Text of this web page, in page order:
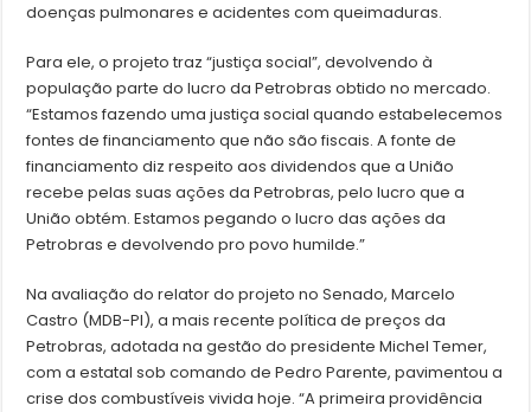
doenças pulmonares e acidentes com queimaduras.
Para ele, o projeto traz “justiça social”, devolvendo à
população parte do lucro da Petrobras obtido no mercado.
“Estamos fazendo uma justiça social quando estabelecemos
fontes de financiamento que não são fiscais. A fonte de
financiamento diz respeito aos dividendos que a União
recebe pelas suas ações da Petrobras, pelo lucro que a
União obtém. Estamos pegando o lucro das ações da
Petrobras e devolvendo pro povo humilde.”
Na avaliação do relator do projeto no Senado, Marcelo
Castro (MDB-PI), a mais recente política de preços da
Petrobras, adotada na gestão do presidente Michel Temer,
com a estatal sob comando de Pedro Parente, pavimentou a
crise dos combustíveis vivida hoje. “A primeira providência